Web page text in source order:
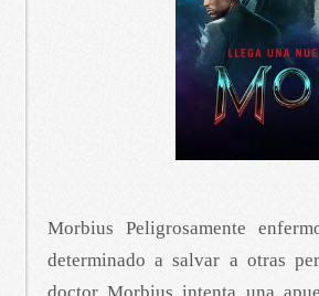
Morbius Peligrosamente
determinado a salvar a otras